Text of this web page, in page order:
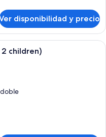
disponibilidad y precio
de hotel con cama,
children)
doble